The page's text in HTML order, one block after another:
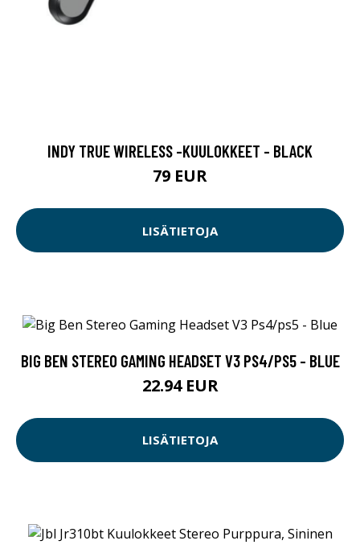
INDY TRUE WIRELESS -KUULOKKEET - BLACK
79 EUR
LISÄTIETOJA
BIG BEN STEREO GAMING HEADSET V3 PS4/PS5 - BLUE
22.94 EUR
LISÄTIETOJA